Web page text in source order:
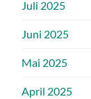
Juli 2025
Juni 2025
Mai 2025
April 2025